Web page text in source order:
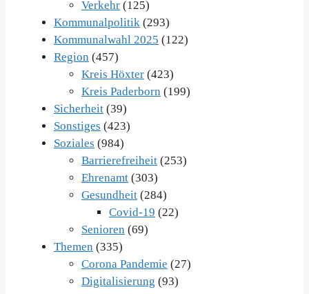
Verkehr (125)
Kommunalpolitik (293)
Kommunalwahl 2025 (122)
Region (457)
Kreis Höxter (423)
Kreis Paderborn (199)
Sicherheit (39)
Sonstiges (423)
Soziales (984)
Barrierefreiheit (253)
Ehrenamt (303)
Gesundheit (284)
Covid-19 (22)
Senioren (69)
Themen (335)
Corona Pandemie (27)
Digitalisierung (93)